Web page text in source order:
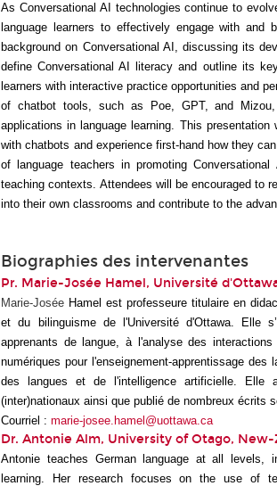
As Conversational AI technologies continue to
language learners to effectively engage with
background on Conversational AI, discussing its
define Conversational AI literacy and outline its
learners with interactive practice opportunities and
of chatbot tools, such as Poe, GPT, and
applications in language learning. This
with chatbots and experience first-hand how they
of language teachers in promoting
teaching contexts. Attendees will be encouraged to
into their own classrooms and contribute to the
Biographies des intervenantes
Pr. Marie-Josée Hamel, Université
Marie-Josée Hamel est professeure titulaire en
et du bilinguisme de l'Université d'Ottawa. Elle
apprenants de langue, à l'analyse des
numériques pour l'enseignement-apprentissage
des langues et de l'intelligence artificielle. Elle
(inter)nationaux ainsi que publié de nombreux écrits
Courriel :marie-josee.hamel@uottawa.ca
Dr. Antonie Alm, University of Otago, New-
Antonie teaches German language at all levels,
learning. Her research focuses on the use of